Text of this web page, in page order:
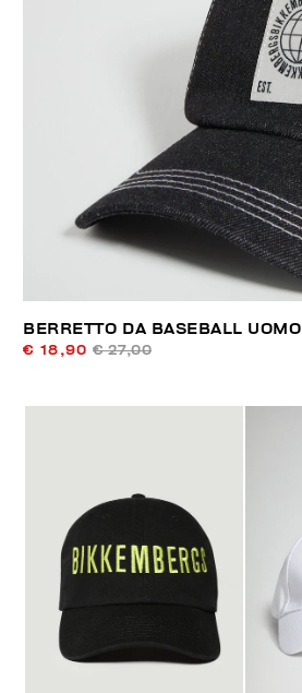
BERRETTO DA BASEBALL UOMO
€ 18,90 € 27,00